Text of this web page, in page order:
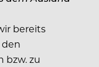
bereits
den
bzw. zu